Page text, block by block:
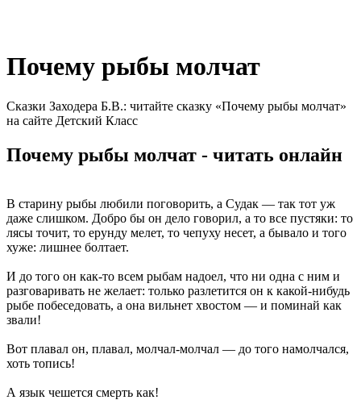
Почему рыбы молчат
Сказки Заходера Б.В.: читайте сказку «Почему рыбы молчат»
на сайте Детский Класс
Почему рыбы молчат - читать онлайн
В старину рыбы любили поговорить, а Судак — так тот уж
даже слишком. Добро бы он дело говорил, а то все пустяки: то
лясы точит, то ерунду мелет, то чепуху несет, а бывало и того
хуже: лишнее болтает.
И до того он как-то всем рыбам надоел, что ни одна с ним и
разговаривать не желает: только разлетится он к какой-нибудь
рыбе побеседовать, а она вильнет хвостом — и поминай как
звали!
Вот плавал он, плавал, молчал-молчал — до того намолчался,
хоть топись!
А язык чешется смерть как!